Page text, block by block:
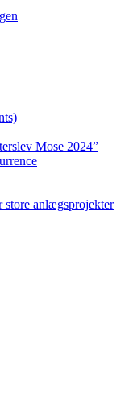
Mose 2024”
anlægsprojekter